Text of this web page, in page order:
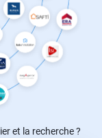
et la recherche ?